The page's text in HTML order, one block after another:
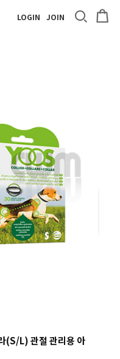
LOGIN JOIN
(S/L) 관절 관리용 아